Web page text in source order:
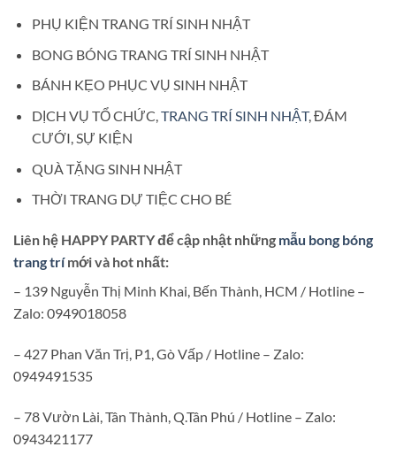
PHỤ KIỆN TRANG TRÍ SINH NHẬT
BONG BÓNG TRANG TRÍ SINH NHẬT
BÁNH KẸO PHỤC VỤ SINH NHẬT
DỊCH VỤ TỔ CHỨC,TRANG TRÍ SINH NHẬT, ĐÁM
CƯỚI, SỰ KIỆN
QUÀ TẶNG SINH NHẬT
THỜI TRANG DỰ TIỆC CHO BÉ
Liên hệ HAPPY PARTY để cập nhật những mẫu bong bóng
trang trímới và hot nhất:
– 139 Nguyễn Thị Minh Khai, Bến Thành, HCM / Hotline –
Zalo: 0949018058
– 427 Phan Văn Trị, P1, Gò Vấp / Hotline – Zalo:
0949491535
– 78 Vườn Lài, Tân Thành, Q.Tân Phú / Hotline – Zalo:
0943421177